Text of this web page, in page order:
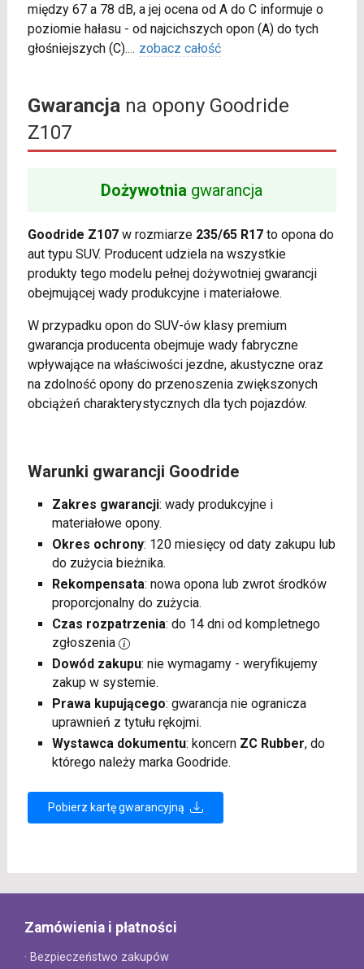
między 67 a 78 dB, a jej ocena od A do C informuje o
poziomie hałasu - od najcichszych opon (A) do tych
głośniejszych (C).... zobacz całość
Gwarancjana opony Goodride
Z107
Dożywotnia gwarancja
Goodride Z107w rozmiarze 235/65 R17to opona do
aut typu SUV. Producent udziela na wszystkie
produkty tego modelu pełnej dożywotniej gwarancji
obejmującej wady produkcyjne i materiałowe.
W przypadku opon do SUV-ów klasy premium
gwarancja producenta obejmuje wady fabryczne
wpływające na właściwości jezdne, akustyczne oraz
na zdolność opony do przenoszenia zwiększonych
obciążeń charakterystycznych dla tych pojazdów.
Warunki gwarancji Goodride
Zakres gwarancji: wady produkcyjne i
materiałowe opony.
Okres ochrony: 120 miesięcy od daty zakupu lub
do zużycia bieżnika.
Rekompensata: nowa opona lub zwrot środków
proporcjonalny do zużycia.
Czas rozpatrzenia: do 14 dni od kompletnego
zgłoszenia
Dowód zakupu: nie wymagamy - weryfikujemy
zakup w systemie.
Prawa kupującego: gwarancja nie ogranicza
uprawnień z tytułu rękojmi.
Wystawca dokumentu: koncern ZC Rubber, do
którego należy marka Goodride.
Pobierz kartę gwarancyjną
Zamówienia i płatności
· Bezpieczeństwo zakupów